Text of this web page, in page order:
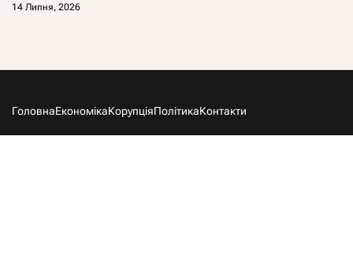
14 Липня, 2026
ГоловнаЕкономікаКорупціяПолітикаКонтакти